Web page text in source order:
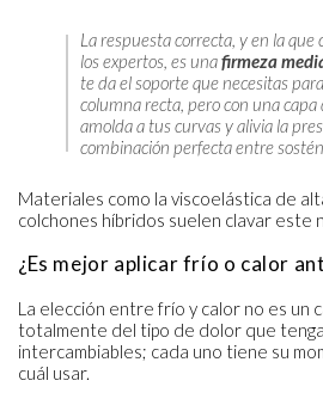
La respuesta correcta, y en la que
los expertos, es unafirmeza
te da el soporte que necesitas
columna recta, pero con una capa
amolda a tus curvas y alivia la
combinación perfecta entre
Materiales como la viscoelástica de
colchones híbridos suelen clavar este
¿Es mejor aplicar frío o calor
La elección entre frío y calor no es un
totalmente del tipo de dolor que
intercambiables; cada uno tiene su
cuál usar.